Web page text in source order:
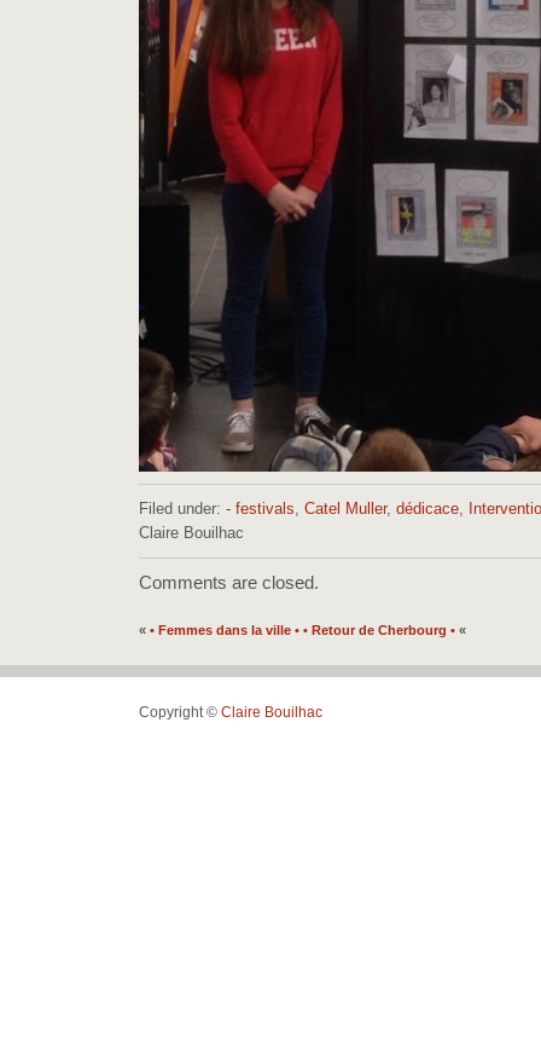
Filed under: - festivals, Catel Muller, dédicace,
Claire Bouilhac
Comments are closed.
« • Femmes dans la ville • • Retour de Cherbourg • «
Copyright © Claire Bouilhac